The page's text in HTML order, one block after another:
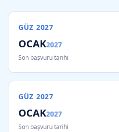
GÜZ 2027
OCAK2027
Son başvuru tarihi
GÜZ 2027
OCAK2027
Son başvuru tarihi